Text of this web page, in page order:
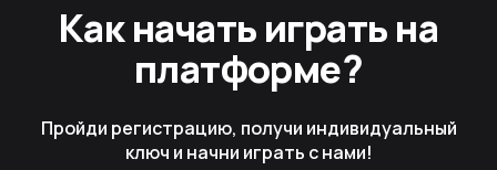
Как начать играть на
платформе?
Пройди регистрацию, получи индивидуальный
ключ и начни играть с нами!